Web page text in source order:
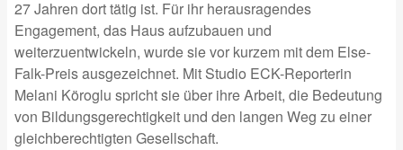
27 Jahren dort tätig ist. Für ihr herausragendes
Engagement, das Haus aufzubauen und
weiterzuentwickeln, wurde sie vor kurzem mit dem Else-
Falk-Preis ausgezeichnet. Mit Studio ECK-Reporterin
Melani Köroglu spricht sie über ihre Arbeit, die Bedeutung
von Bildungsgerechtigkeit und den langen Weg zu einer
gleichberechtigten Gesellschaft.